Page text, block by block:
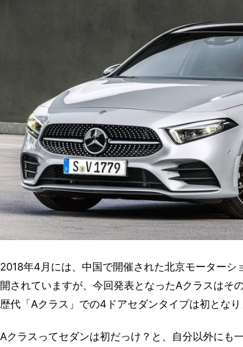
2018年4月には、中国で開催された北京モーター
開されていますが、 今回発表となったAクラスはそ
歴代「Aクラス」での4ドアセダンタイプは初となり
Aクラスってセダンは初だっけ？と、自分以外にも